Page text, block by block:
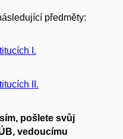
předměty:
I.
II.
pošlete svůj
vedoucímu